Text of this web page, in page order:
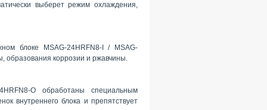
выберет режим охлаждения,
блоке MSAG-24HRFN8-I / MSAG-
образования коррозии и ржавчины.
O обработаны специальным
внутреннего блока и препятствует